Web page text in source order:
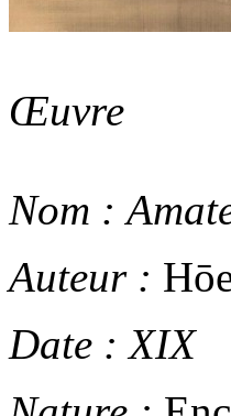
Œuvre
Nom :
Auteur :
Date : XIX